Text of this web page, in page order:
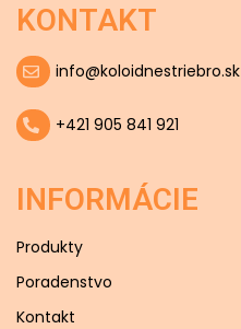
KONTAKT
info@koloidnestriebro.sk
+421 905 841 921
INFORMÁCIE
Produkty
Poradenstvo
Kontakt